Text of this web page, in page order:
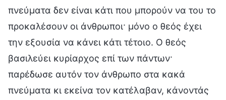
πνεύματα δεν είναι κάτι που μπορούν να του το
προκαλέσουν οι άνθρωποι· μόνο ο θεός έχει
την εξουσία να κάνει κάτι τέτοιο. Ο θεός
βασιλεύει κυρίαρχος επί των πάντων·
παρέδωσε αυτόν τον άνθρωπο στα κακά
πνεύματα κι εκείνα τον κατέλαβαν, κάνοντάς